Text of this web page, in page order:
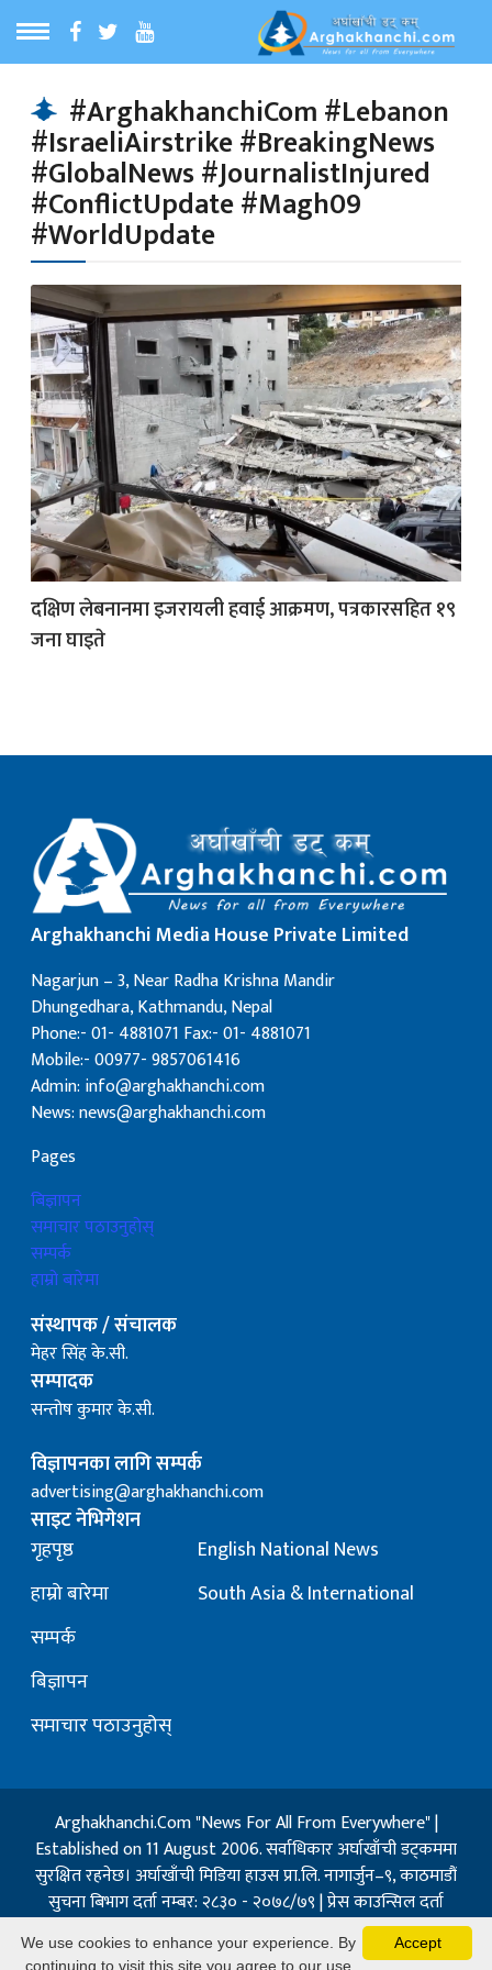
MENU
समाचार
समाचार
समाचार
#ArghakhanchiCom #Lebanon
#IsraeliAirstrike #BreakingNews
#GlobalNews #JournalistInjured
#ConflictUpdate #Magh09
#WorldUpdate
दक्षिण लेबनानमा इजरायली हवाई आक्रमण, पत्रकारसहित १९
जना घाइते
Arghakhanchi Media House Private Limited
Nagarjun – 3, Near Radha Krishna Mandir
Dhungedhara, Kathmandu, Nepal
Phone:- 01- 4881071 Fax:- 01- 4881071
Mobile:- 00977- 9857061416
Admin: info@arghakhanchi.com
News: news@arghakhanchi.com
Pages
बिज्ञापन
समाचार पठाउनुहोस्
सम्पर्क
हाम्रो बारेमा
संस्थापक / संचालक
मेहर सिंह के.सी.
सम्पादक
सन्तोष कुमार के.सी.
विज्ञापनका लागि सम्पर्क
advertising@arghakhanchi.com
साइट नेभिगेशन
गृहपृष्ठ
हाम्रो बारेमा
सम्पर्क
बिज्ञापन
समाचार पठाउनुहोस्
English National News
South Asia & International
Arghakhanchi.Com "News For All From Everywhere" |
Established on 11 August 2006. सर्वाधिकार अर्घाखाँची डट्कममा
सुरक्षित रहनेछ। अर्घाखाँची मिडिया हाउस प्रा.लि. नागार्जुन–९, काठमाडौं
सुचना बिभाग दर्ता नम्बर: २८३० - २०७८/७९ | प्रेस काउन्सिल दर्ता
नम्बर: १३२ / २०७३-०४-२१ | जिप्रका सि- नम्बर: ७, दर्ता नम्बर
७-०६७-६८
Accept
We use cookies to enhance your experience. By
continuing to visit this site you agree to our use